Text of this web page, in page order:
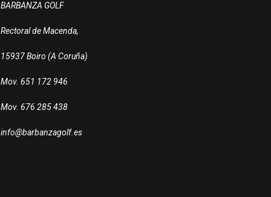
BARBANZA GOLF
Rectoral de Macenda,
15937 Boiro (A Coruña)
Mov. 651 172 946
Mov. 676 285 438
info@barbanzagolf.es